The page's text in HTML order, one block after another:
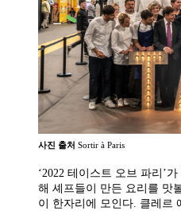
사진 출처 Sortir à Paris
‘2022 테이스트 오브 파리’
해 셰프들이 만든 요리를 맛
이 한자리에 모인다. 클레르